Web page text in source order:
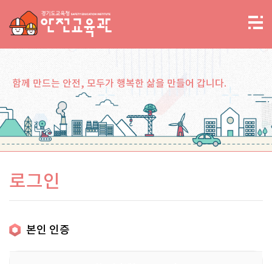
함께 만드는 안전, 모두가 행복한 삶을 만들어 갑니다.
로그인
본인 인증